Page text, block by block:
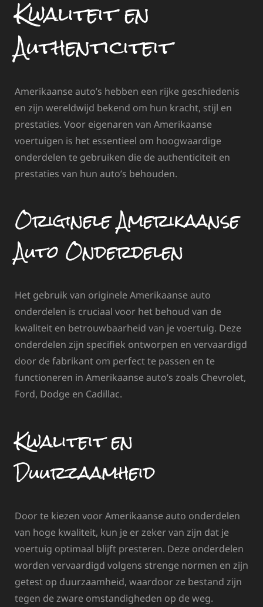
Kwaliteit en
Authenticiteit
Amerikaanse auto’s hebben een rijke geschiedenis
en zijn wereldwijd bekend om hun kracht, stijl en
prestaties. Voor eigenaren van Amerikaanse
voertuigen is het essentieel om hoogwaardige
onderdelen te gebruiken die de authenticiteit en
prestaties van hun auto’s behouden.
Originele Amerikaanse
Auto Onderdelen
Het gebruik van originele Amerikaanse auto
onderdelen is cruciaal voor het behoud van de
kwaliteit en betrouwbaarheid van je voertuig. Deze
onderdelen zijn specifiek ontworpen en vervaardigd
door de fabrikant om perfect te passen en te
functioneren in Amerikaanse auto’s zoals Chevrolet,
Ford, Dodge en Cadillac.
Kwaliteit en
Duurzaamheid
Door te kiezen voor Amerikaanse auto onderdelen
van hoge kwaliteit, kun je er zeker van zijn dat je
voertuig optimaal blijft presteren. Deze onderdelen
worden vervaardigd volgens strenge normen en zijn
getest op duurzaamheid, waardoor ze bestand zijn
tegen de zware omstandigheden op de weg.